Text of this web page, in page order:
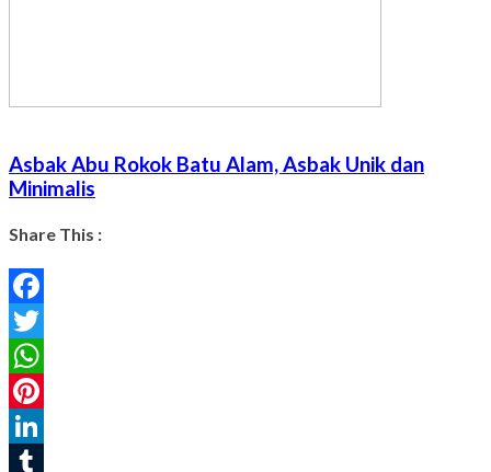
Asbak Abu Rokok Batu Alam, Asbak Unik dan
Minimalis
Share This :
Facebook
Twitter
WhatsApp
Pinterest
LinkedIn